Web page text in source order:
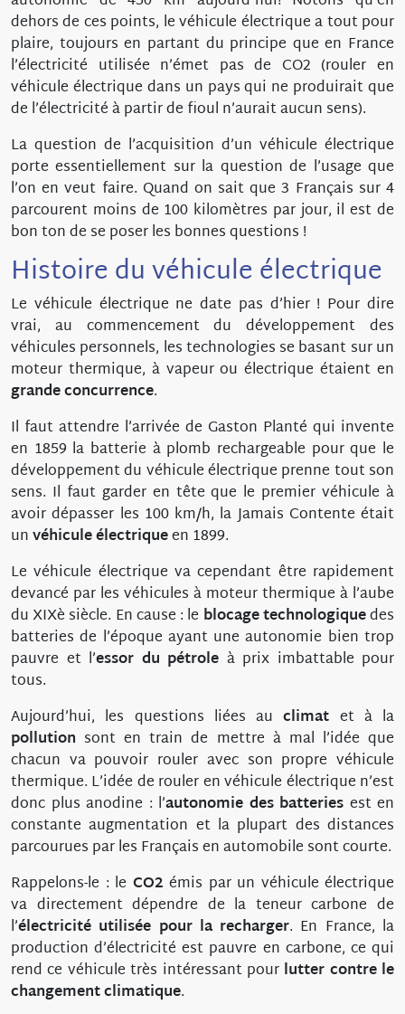
dehors de ces points, le véhicule électrique a tout pour
plaire, toujours en partant du principe que en France
l’électricité utilisée n’émet pas de CO2 (rouler en
véhicule électrique dans un pays qui ne produirait que
de l’électricité à partir de fioul n’aurait aucun sens).
La question de l’acquisition d’un véhicule électrique
porte essentiellement sur la question de l’usage que
l’on en veut faire. Quand on sait que 3 Français sur 4
parcourent moins de 100 kilomètres par jour, il est de
bon ton de se poser les bonnes questions !
Histoire du véhicule électrique
Le véhicule électrique ne date pas d’hier ! Pour dire
vrai, au commencement du développement des
véhicules personnels, les technologies se basant sur un
moteur thermique, à vapeur ou électrique étaient en
grande concurrence.
Il faut attendre l’arrivée de Gaston Planté qui invente
en 1859 la batterie à plomb rechargeable pour que le
développement du véhicule électrique prenne tout son
sens. Il faut garder en tête que le premier véhicule à
avoir dépasser les 100 km/h, la Jamais Contente était
unvéhicule électriqueen 1899.
Le véhicule électrique va cependant être rapidement
devancé par les véhicules à moteur thermique à l’aube
du XIXè siècle. En cause : le blocage technologiquedes
batteries de l’époque ayant une autonomie bien trop
pauvre et l’essor du pétrole à prix imbattable pour
tous.
Aujourd’hui, les questions liées auclimat et à la
pollution sont en train de mettre à mal l’idée que
chacun va pouvoir rouler avec son propre véhicule
thermique. L’idée de rouler en véhicule électrique n’est
donc plus anodine : l’autonomie des batteries est en
constante augmentation et la plupart des distances
parcourues par les Français en automobile sont courte.
Rappelons-le : le CO2 émis par un véhicule électrique
va directement dépendre de la teneur carbone de
l’électricité utilisée pour la recharger. En France, la
production d’électricité est pauvre en carbone, ce qui
rend ce véhicule très intéressant pour lutter contre le
changement climatique.